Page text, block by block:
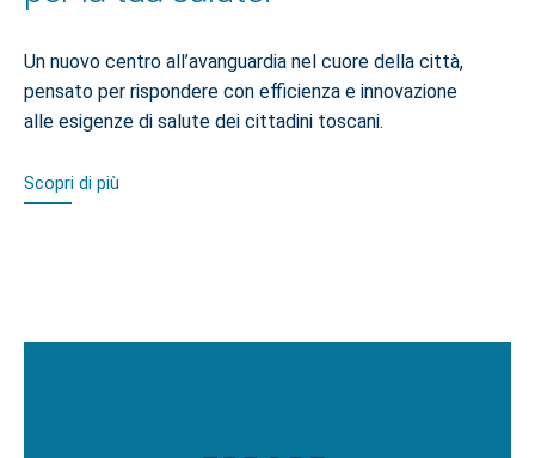
Un nuovo centro all’avanguardia nel cuore della città,
pensato per rispondere con efficienza e innovazione
alle esigenze di salute dei cittadini toscani.
Scopri di più